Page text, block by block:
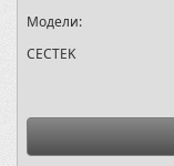
Модели:
CECTEK